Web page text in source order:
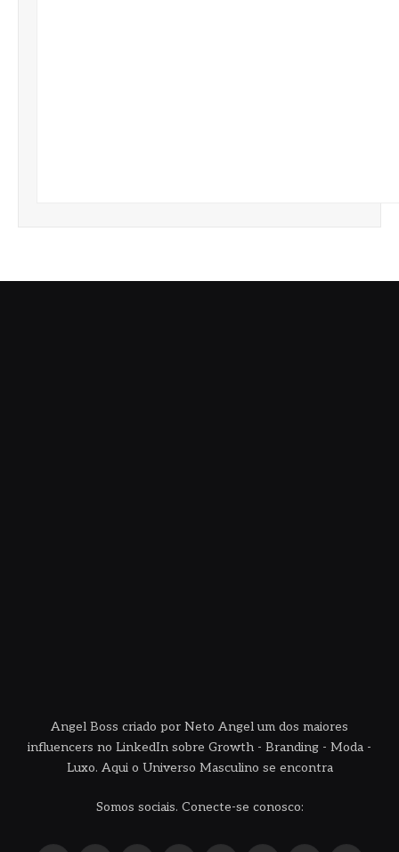
Angel Boss criado por Neto Angel um dos maiores
influencers no LinkedIn sobre Growth - Branding - Moda -
Luxo. Aqui o Universo Masculino se encontra
Somos sociais. Conecte-se conosco: